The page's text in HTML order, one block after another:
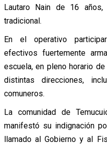
Lautaro Nain de 16 años,
tradicional.
En el operativo
efectivos fuertemente
escuela, en pleno horario
distintas direcciones,
comuneros.
La comunidad de
manifestó su indignación
llamado al Gobierno y al